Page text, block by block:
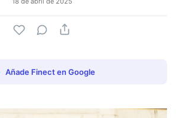
Añade Finect en Google